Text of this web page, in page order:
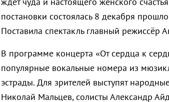
постановки состоялась 8 декабря
Поставила спектакль главный режиссёр
В программе концерта «От сердца к
популярные вокальные номера из
эстрады. Для зрителей выступят
Николай Мальцев, солисты Александр